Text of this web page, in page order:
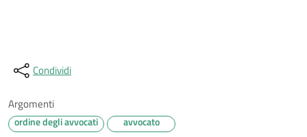
Condividi
Argomenti
ordine degli avvocati avvocato